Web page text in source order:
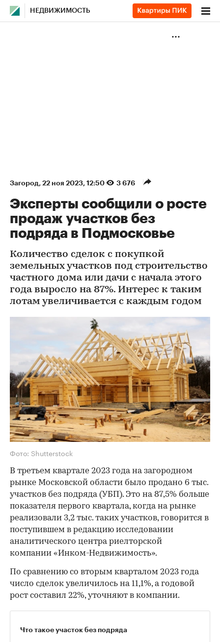
НЕДВИЖИМОСТЬ
Загород⁠, 22 ноя 2023, 12:50 3 676
Эксперты сообщили о росте
продаж участков без
подряда в Подмосковье
Количество сделок с покупкой
земельных участков под строительство
частного дома или дачи с начала этого
года выросло на 87%. Интерес к таким
лотам увеличивается с каждым годом
Фото: Shutterstock
В третьем квартале 2023 года на загородном
рынке Московской области было продано 6 тыс.
участков без подряда (УБП). Это на 87,5% больше
показателя первого квартала, когда на рынке
реализовали 3,2 тыс. таких участков, говорится в
поступившем в редакцию исследовании
аналитического центра риелторской
компании «Инком-Недвижимость».
По сравнению со вторым кварталом 2023 года
число сделок увеличилось на 11,1%, а годовой
рост составил 22%, уточняют в компании.
Что такое участок без подряда